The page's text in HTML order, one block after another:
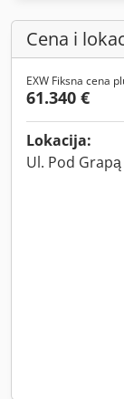
Cena i
EXW Fiksna cena
61.340 €
Lokacija:
Ul. Pod